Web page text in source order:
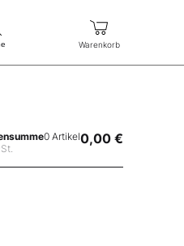
Warenkorb
0 Artikel0,00 €